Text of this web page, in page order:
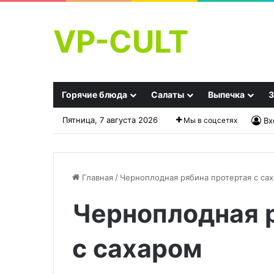
VP-CULT
Горячие блюда Салаты Выпечка
Пятница, 7 августа 2026 Мы в соцсетях
Главная / Черноплодная рябина протертая с
Черноплодная
с сахаром
Эту
ошибку
заваривании